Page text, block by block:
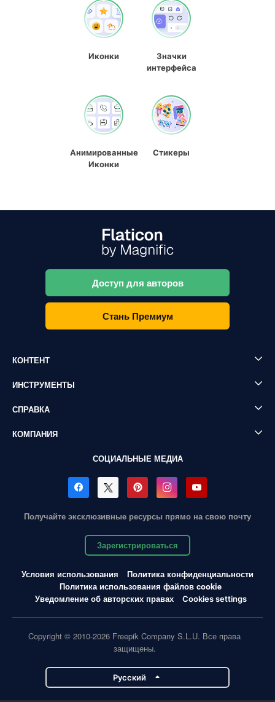
Иконки
Значки
интерфейса
Анимированные
Иконки
Стикеры
Доступ для авторов
Стань Премиум
КОНТЕНТ
ИНСТРУМЕНТЫ
СПРАВКА
КОМПАНИЯ
СОЦИАЛЬНЫЕ МЕДИА
Получайте эксклюзивные ресурсы прямо на свою почту
Зарегистрироваться
Условия использования
Политика конфиденциальности
Политика использования файлов cookie
Уведомление об авторских правах
Cookies settings
Copyright © 2010-2026 Freepik Company S.L.U. Все права
защищены.
Pусский